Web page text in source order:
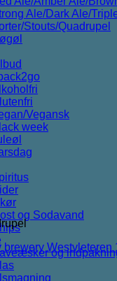
Ale/Dark Ale/
Stouts/Quadrupel
Vegansk
week
og Sodavand
og
brewery Westvleteren